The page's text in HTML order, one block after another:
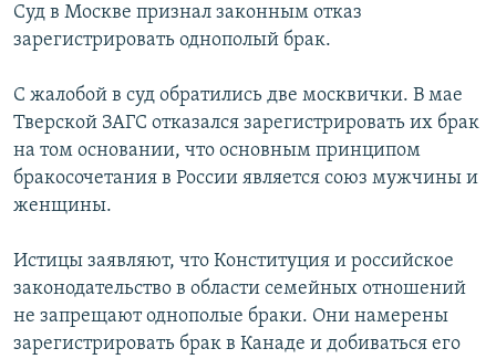
поиску
СЕВЕР.РЕАЛИИ
СИБИРЬ.РЕАЛИИ
РАСПИСАНИЕ ВЕЩАНИЯ
ПОДПИШИТЕСЬ НА РАССЫЛКУ
Все сайты РСЕ/РС
Суд в Москве признал законным отказ
зарегистрировать однополый брак.
С жалобой в суд обратились две москвички. В мае
Тверской ЗАГС отказался зарегистрировать их брак
на том основании, что основным принципом
бракосочетания в России является союз мужчины и
женщины.
Истицы заявляют, что Конституция и российское
законодательство в области семейных отношений
не запрещают однополые браки. Они намерены
зарегистрировать брак в Канаде и добиваться его